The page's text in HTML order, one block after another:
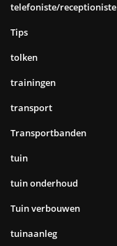
telefoniste/receptioniste
Tips
tolken
trainingen
transport
Transportbanden
tuin
tuin onderhoud
Tuin verbouwen
tuinaanleg